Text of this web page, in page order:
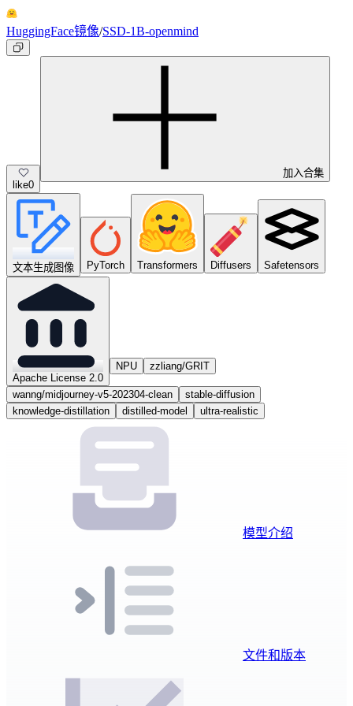
HuggingFace镜像/SSD-1B-openmind
like0
加入合集
文本生成图像 PyTorch Transformers Diffusers Safetensors
Apache License 2.0
NPU zzliang/GRIT
wanng/midjourney-v5-202304-clean
stable-diffusion
knowledge-distillation
distilled-model ultra-realistic
模型介绍
文件和版本